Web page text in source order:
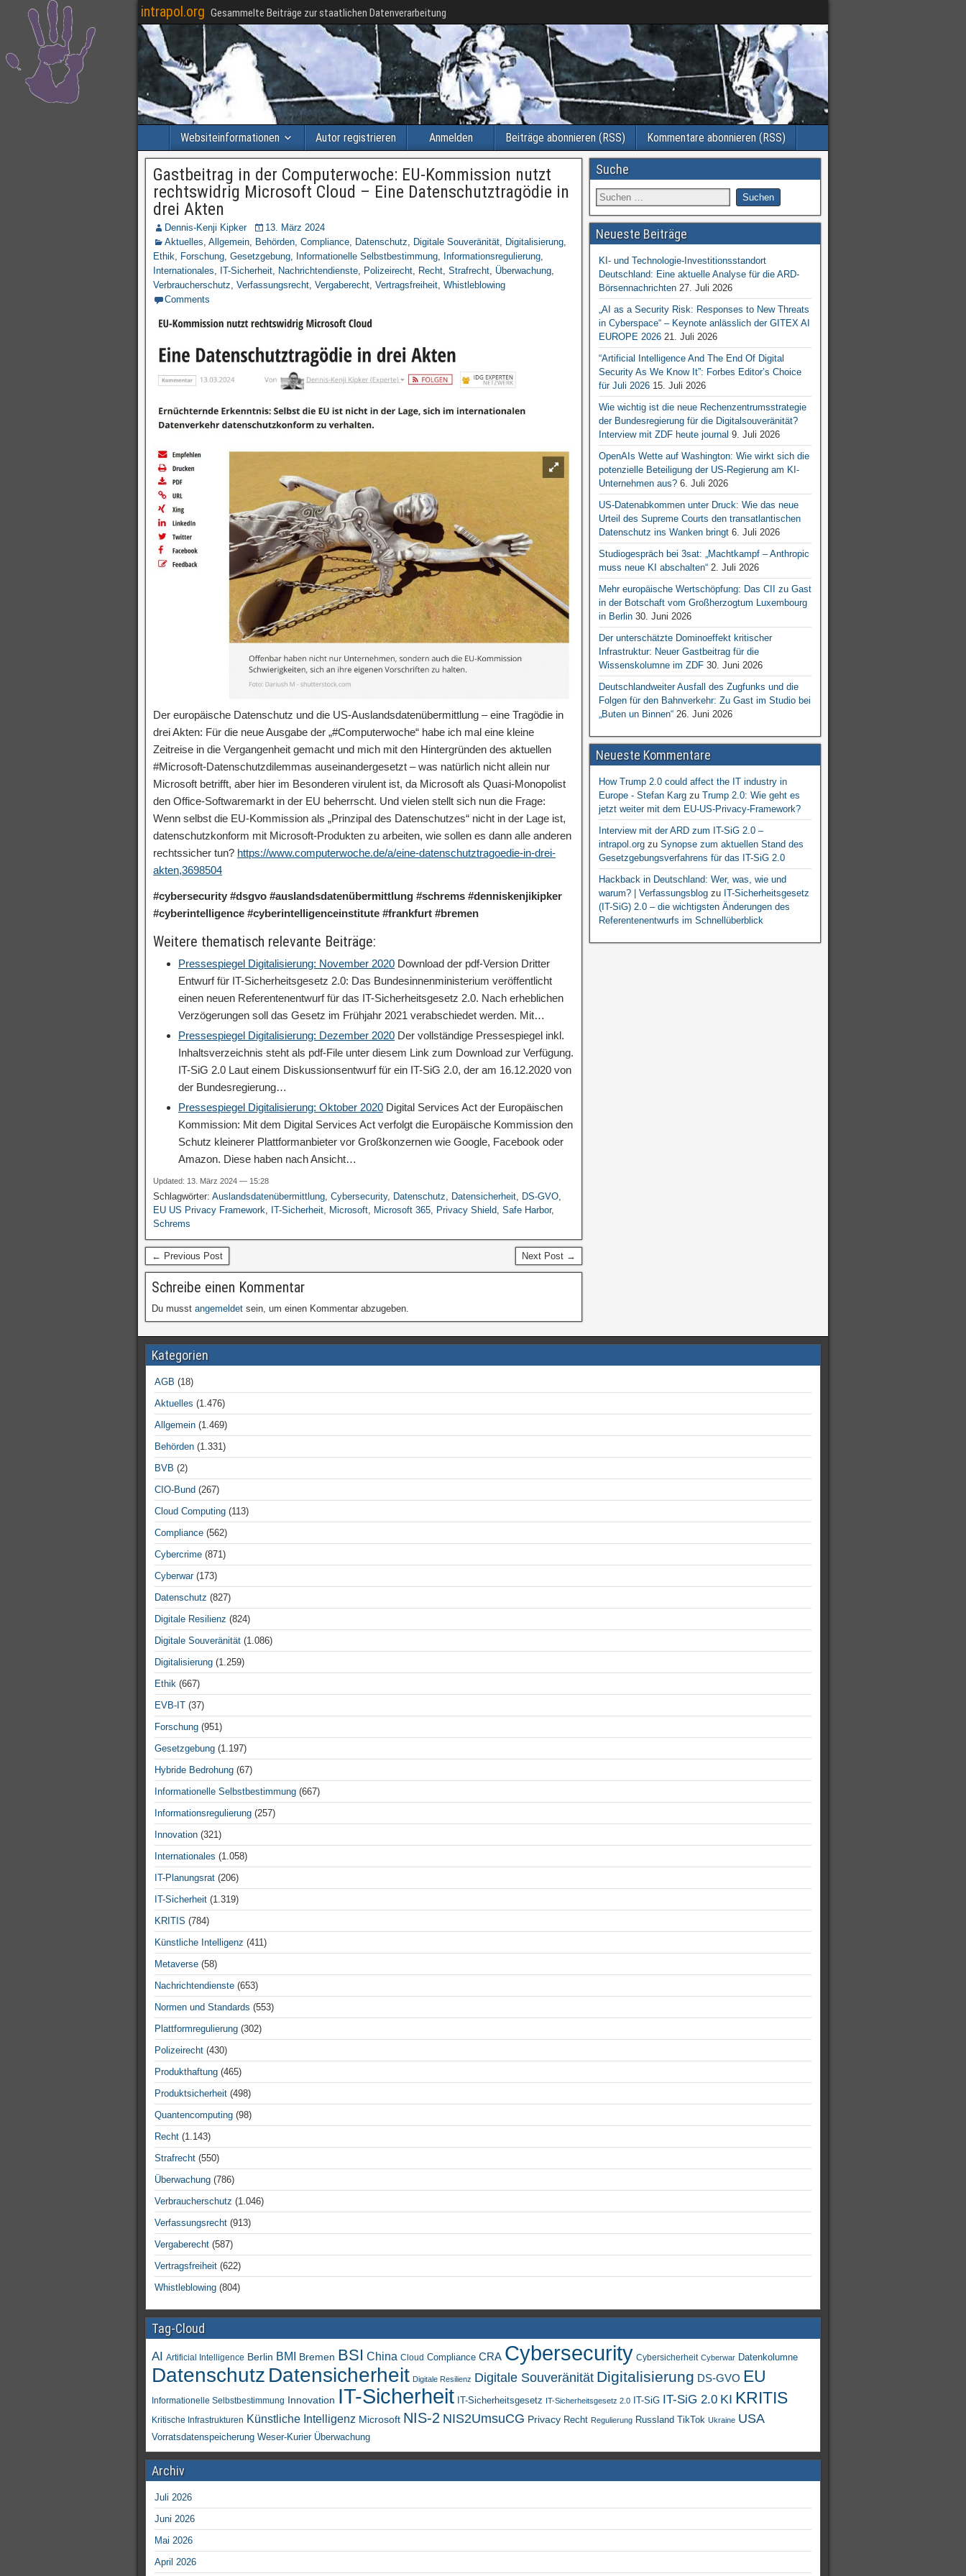
intrapol.org Gesammelte Beiträge zur staatlichen Datenverarbeitung
Websiteinformationen Autor registrieren Anmelden Beiträge abonnieren (RSS) Kommentare abonnieren (RSS)
Gastbeitrag in der Computerwoche: EU-Kommission nutzt
rechtswidrig Microsoft Cloud – Eine Datenschutztragödie in
drei Akten
Dennis-Kenji Kipker
13. März 2024
Aktuelles, Allgemein, Behörden, Compliance, Datenschutz, Digitale Souveränität, Digitalisierung,
Ethik, Forschung, Gesetzgebung, Informationelle Selbstbestimmung, Informationsregulierung,
Internationales, IT-Sicherheit, Nachrichtendienste, Polizeirecht, Recht, Strafrecht, Überwachung,
Verbraucherschutz, Verfassungsrecht, Vergaberecht, Vertragsfreiheit, Whistleblowing
Comments
Der europäische Datenschutz und die US-Auslandsdatenübermittlung – eine Tragödie in
drei Akten: Für die neue Ausgabe der „#Computerwoche“ habe ich mal eine kleine
Zeitreise in die Vergangenheit gemacht und mich mit den Hintergründen des aktuellen
#Microsoft-Datenschutzdilemmas auseinandergesetzt – was natürlich nicht allein nur
Microsoft betrifft, aber hier im Besonderen virulent ist, da Microsoft als Quasi-Monopolist
den Office-Softwaremarkt in der EU beherrscht. Und vielen stellt sich nun die Frage:
Wenn selbst die EU-Kommission als „Prinzipal des Datenschutzes“ nicht in der Lage ist,
datenschutzkonform mit Microsoft-Produkten zu arbeiten, wie sollen es dann alle anderen
rechtssicher tun? https://www.computerwoche.de/a/eine-datenschutztragoedie-in-drei-
akten,3698504
#cybersecurity #dsgvo #auslandsdatenübermittlung #schrems #denniskenjikipker
#cyberintelligence #cyberintelligenceinstitute #frankfurt #bremen
Weitere thematisch relevante Beiträge:
Pressespiegel Digitalisierung: November 2020 Download der pdf-Version Dritter
Entwurf für IT-Sicherheitsgesetz 2.0: Das Bundesinnenministerium veröffentlicht
einen neuen Referentenentwurf für das IT-Sicherheitsgesetz 2.0. Nach erheblichen
Verzögerungen soll das Gesetz im Frühjahr 2021 verabschiedet werden. Mit…
Pressespiegel Digitalisierung: Dezember 2020 Der vollständige Pressespiegel inkl.
Inhaltsverzeichnis steht als pdf-File unter diesem Link zum Download zur Verfügung.
IT-SiG 2.0 Laut einem Diskussionsentwurf für ein IT-SiG 2.0, der am 16.12.2020 von
der Bundesregierung…
Pressespiegel Digitalisierung: Oktober 2020 Digital Services Act der Europäischen
Kommission: Mit dem Digital Services Act verfolgt die Europäische Kommission den
Schutz kleinerer Plattformanbieter vor Großkonzernen wie Google, Facebook oder
Amazon. Diese haben nach Ansicht…
Updated: 13. März 2024 — 15:28
Schlagwörter: Auslandsdatenübermittlung, Cybersecurity, Datenschutz, Datensicherheit, DS-GVO,
EU US Privacy Framework, IT-Sicherheit, Microsoft, Microsoft 365, Privacy Shield, Safe Harbor,
Schrems
← Previous Post Next Post →
Schreibe einen Kommentar
Du musst angemeldet sein, um einen Kommentar abzugeben.
Suche
Neueste Beiträge
KI- und Technologie-Investitionsstandort
Deutschland: Eine aktuelle Analyse für die ARD-
Börsennachrichten 27. Juli 2026
„AI as a Security Risk: Responses to New Threats
in Cyberspace“ – Keynote anlässlich der GITEX AI
EUROPE 2026 21. Juli 2026
“Artificial Intelligence And The End Of Digital
Security As We Know It”: Forbes Editor’s Choice
für Juli 2026 15. Juli 2026
Wie wichtig ist die neue Rechenzentrumsstrategie
der Bundesregierung für die Digitalsouveränität?
Interview mit ZDF heute journal 9. Juli 2026
OpenAIs Wette auf Washington: Wie wirkt sich die
potenzielle Beteiligung der US-Regierung am KI-
Unternehmen aus? 6. Juli 2026
US-Datenabkommen unter Druck: Wie das neue
Urteil des Supreme Courts den transatlantischen
Datenschutz ins Wanken bringt 6. Juli 2026
Studiogespräch bei 3sat: „Machtkampf – Anthropic
muss neue KI abschalten“ 2. Juli 2026
Mehr europäische Wertschöpfung: Das CII zu Gast
in der Botschaft vom Großherzogtum Luxembourg
in Berlin 30. Juni 2026
Der unterschätzte Dominoeffekt kritischer
Infrastruktur: Neuer Gastbeitrag für die
Wissenskolumne im ZDF 30. Juni 2026
Deutschlandweiter Ausfall des Zugfunks und die
Folgen für den Bahnverkehr: Zu Gast im Studio bei
„Buten un Binnen“ 26. Juni 2026
Neueste Kommentare
How Trump 2.0 could affect the IT industry in
Europe - Stefan Kargzu Trump 2.0: Wie geht es
jetzt weiter mit dem EU-US-Privacy-Framework?
Interview mit der ARD zum IT-SiG 2.0 –
intrapol.orgzu Synopse zum aktuellen Stand des
Gesetzgebungsverfahrens für das IT-SiG 2.0
Hackback in Deutschland: Wer, was, wie und
warum? | Verfassungsblogzu IT-Sicherheitsgesetz
(IT-SiG) 2.0 – die wichtigsten Änderungen des
Referentenentwurfs im Schnellüberblick
Kategorien
AGB (18)
Aktuelles (1.476)
Allgemein (1.469)
Behörden (1.331)
BVB (2)
CIO-Bund (267)
Cloud Computing (113)
Compliance (562)
Cybercrime (871)
Cyberwar(173)
Datenschutz (827)
Digitale Resilienz (824)
Digitale Souveränität (1.086)
Digitalisierung (1.259)
Ethik (667)
EVB-IT (37)
Forschung (951)
Gesetzgebung (1.197)
Hybride Bedrohung (67)
Informationelle Selbstbestimmung (667)
Informationsregulierung (257)
Innovation (321)
Internationales (1.058)
IT-Planungsrat (206)
IT-Sicherheit (1.319)
KRITIS (784)
Künstliche Intelligenz (411)
Metaverse (58)
Nachrichtendienste (653)
Normen und Standards (553)
Plattformregulierung (302)
Polizeirecht (430)
Produkthaftung (465)
Produktsicherheit (498)
Quantencomputing (98)
Recht (1.143)
Strafrecht (550)
Überwachung (786)
Verbraucherschutz (1.046)
Verfassungsrecht (913)
Vergaberecht (587)
Vertragsfreiheit (622)
Whistleblowing (804)
Tag-Cloud
AI Artificial Intelligence Berlin BMI Bremen BSI China Cloud Compliance CRA Cybersecurity Cybersicherheit Cyberwar Datenkolumne
Datenschutz Datensicherheit Digitale Resilienz Digitale Souveränität Digitalisierung DS-GVO EU
Informationelle Selbstbestimmung Innovation IT-Sicherheit IT-Sicherheitsgesetz IT-Sicherheitsgesetz 2.0 IT-SiG IT-SiG 2.0 KI KRITIS
Kritische Infrastrukturen Künstliche Intelligenz Microsoft NIS-2 NIS2UmsuCG Privacy Recht Regulierung Russland TikTok Ukraine USA
Vorratsdatenspeicherung Weser-Kurier Überwachung
Archiv
Juli 2026
Juni 2026
Mai 2026
April 2026